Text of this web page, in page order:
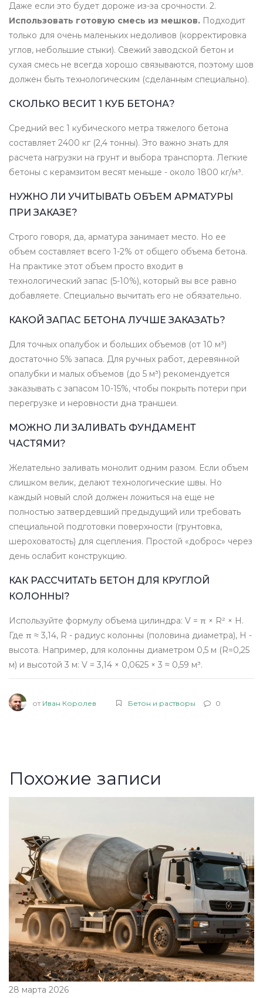
Даже если это будет дороже из-за срочности. 2.
Использовать готовую смесь из мешков. Подходит
только для очень маленьких недоливов (корректировка
углов, небольшие стыки). Свежий заводской бетон и
сухая смесь не всегда хорошо связываются, поэтому шов
должен быть технологическим (сделанным специально).
СКОЛЬКО ВЕСИТ 1 КУБ БЕТОНА?
Средний вес 1 кубического метра тяжелого бетона
составляет 2400 кг (2,4 тонны). Это важно знать для
расчета нагрузки на грунт и выбора транспорта. Легкие
бетоны с керамзитом весят меньше - около 1800 кг/м³.
НУЖНО ЛИ УЧИТЫВАТЬ ОБЪЕМ АРМАТУРЫ
ПРИ ЗАКАЗЕ?
Строго говоря, да, арматура занимает место. Но ее
объем составляет всего 1-2% от общего объема бетона.
На практике этот объем просто входит в
технологический запас (5-10%), который вы все равно
добавляете. Специально вычитать его не обязательно.
КАКОЙ ЗАПАС БЕТОНА ЛУЧШЕ ЗАКАЗАТЬ?
Для точных опалубок и больших объемов (от 10 м³)
достаточно 5% запаса. Для ручных работ, деревянной
опалубки и малых объемов (до 5 м³) рекомендуется
заказывать с запасом 10-15%, чтобы покрыть потери при
перегрузке и неровности дна траншеи.
МОЖНО ЛИ ЗАЛИВАТЬ ФУНДАМЕНТ
ЧАСТЯМИ?
Желательно заливать монолит одним разом. Если объем
слишком велик, делают технологические швы. Но
каждый новый слой должен ложиться на еще не
полностью затвердевший предыдущий или требовать
специальной подготовки поверхности (грунтовка,
шероховатость) для сцепления. Простой «доброс» через
день ослабит конструкцию.
КАК РАССЧИТАТЬ БЕТОН ДЛЯ КРУГЛОЙ
КОЛОННЫ?
Используйте формулу объема цилиндра: V = π × R² × H.
Где π ≈ 3,14, R - радиус колонны (половина диаметра), H -
высота. Например, для колонны диаметром 0,5 м (R=0,25
м) и высотой 3 м: V = 3,14 × 0,0625 × 3 ≈ 0,59 м³.
от Иван Королев Бетон и растворы 0
Похожие записи
28 марта 2026